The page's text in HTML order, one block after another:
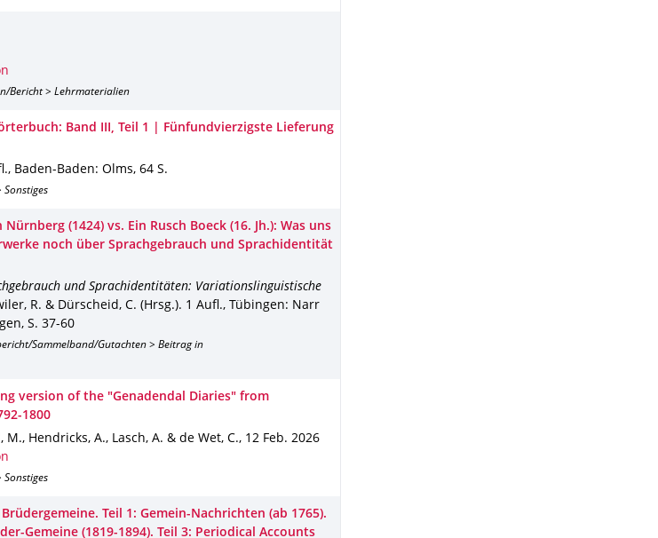
Bericht > Lehrmaterialien
Band III, Teil 1 | Fünfundvierzigste Lieferung
, Baden-Baden: Olms, 64 S.
(1424) vs. Ein Rusch Boeck (16. Jh.): Was uns
noch über Sprachgebrauch und Sprachidentität
und Sprachidentitäten: Variationslinguistische
R. & Dürscheid, C. (Hrsg.). 1 Aufl., Tübingen: Narr
, S. 37-60
Sammelband/Gutachten > Beitrag in
version of the "Genadendal Diaries" from
1800
M., Hendricks, A., Lasch, A. & de Wet, C., 12 Feb. 2026
Teil 1: Gemein-Nachrichten (ab 1765).
Gemeine (1819-1894). Teil 3: Periodical Accounts